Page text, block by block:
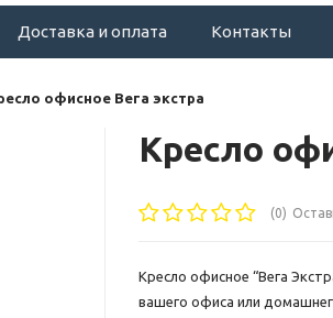
Доставка и оплата Контакты
офисное Вега экстра
Кресло
(0)
Кресло офисное “Вега
вашего офиса или